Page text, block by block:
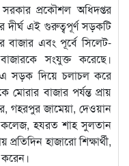
সরকার প্রকৌশল অধিদপ্তর
দীর্ঘ এই গুরুত্বপূর্ণ সড়কটি
বাজার এবং পূর্বে সিলেট-
সংযুক্ত করেছে।
এ সড়ক দিয়ে চলাচল করে
মোরার বাজার পর্যন্ত প্রায়
গহরপুর জামেয়া, দেওয়ান
কলেজ, হযরত শাহ সুলতান
হাজারো শিক্ষার্থী,